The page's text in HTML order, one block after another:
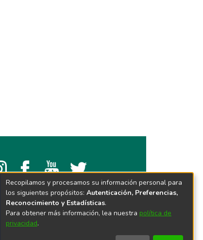
Recopilamos y procesamos su información personal para
los siguientes propósitos: Autenticación, Preferencias,
Reconocimiento y Estadísticas.
Para obtener más información, lea nuestra política de
privacidad.